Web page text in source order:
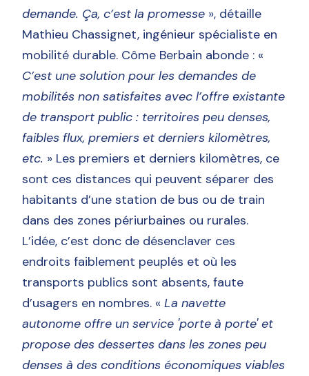
demande. Ça, c’est la promesse », détaille
Mathieu Chassignet, ingénieur spécialiste en
mobilité durable. Côme Berbain abonde : «
C’est une solution pour les demandes de
mobilités non satisfaites avec l’offre existante
de transport public : territoires peu denses,
faibles flux, premiers et derniers kilomètres,
etc. » Les premiers et derniers kilomètres, ce
sont ces distances qui peuvent séparer des
habitants d’une station de bus ou de train
dans des zones périurbaines ou rurales.
L’idée, c’est donc de désenclaver ces
endroits faiblement peuplés et où les
transports publics sont absents, faute
d’usagers en nombres. «La navette
autonome offre un service 'porte à porte' et
propose des dessertes dans les zones peu
denses à des conditions économiques viables